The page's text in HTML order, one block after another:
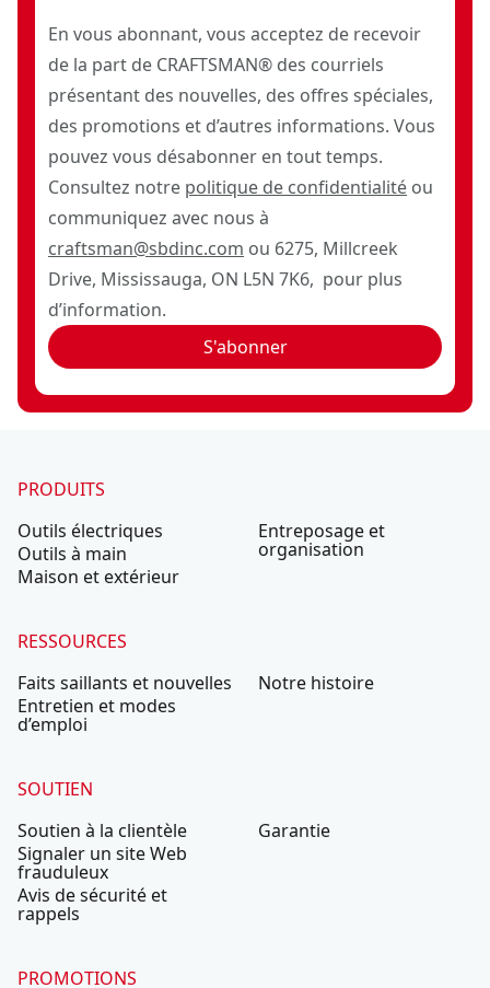
En vous abonnant, vous acceptez de recevoir
de la part de CRAFTSMAN® des courriels
présentant des nouvelles, des offres spéciales,
des promotions et d’autres informations. Vous
pouvez vous désabonner en tout temps.
Consultez notre politique de confidentialité ou
communiquez avec nous à
craftsman@sbdinc.com ou 6275, Millcreek
Drive, Mississauga, ON L5N 7K6, pour plus
d’information.
S'abonner
PRODUITS
Outils électriques
Outils à main
Maison et extérieur
Entreposage et
organisation
RESSOURCES
Faits saillants et nouvelles
Entretien et modes
d’emploi
Notre histoire
SOUTIEN
Soutien à la clientèle
Signaler un site Web
frauduleux
Avis de sécurité et
rappels
Garantie
PROMOTIONS